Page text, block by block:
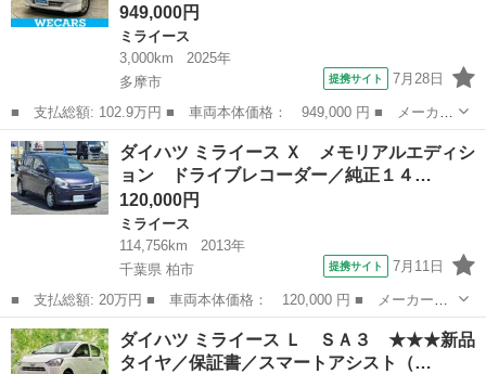
949,000円
ミライース
3,000km
2025年
多摩市
提携サイト 7月28日
■ 支払総額: 102.9万円 ■ 車両本体価格： 949,000 円 ■ メーカー
名： ダイハツ ■ 車種名： ミライース ■ グレード名： Ｌ Ｓ
Ａ３ ★★★衝突安全装置／横滑り防止装置／アイドリングストップ
／禁煙車／...
東京 多摩市 ミライース
ダイハツ ミライース Ｘ メモリアルエディシ
ョン ドライブレコーダー／純正１４…
120,000円
ミライース
114,756km
2013年
千葉県 柏市
提携サイト 7月11日
■ 支払総額: 20万円 ■ 車両本体価格： 120,000 円 ■ メーカー
名： ダイハツ ■ 車種名： ミライース ■ グレード名： Ｘ メ
モリアルエディション ドライブレコーダー／純正１４ＡＷ／キーレ
スキー／スペアキ...
千葉 柏市 ミライース
ダイハツ ミライース Ｌ ＳＡ３ ★★★新品
タイヤ／保証書／スマートアシスト（…